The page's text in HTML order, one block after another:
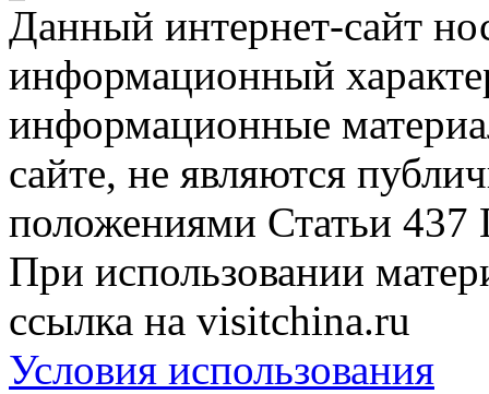
Данный интернет-сайт
информационный
информационные
сайте, не являются
положениями Статьи 437
При использовании
ссылка на visitchina.ru
Условия использования